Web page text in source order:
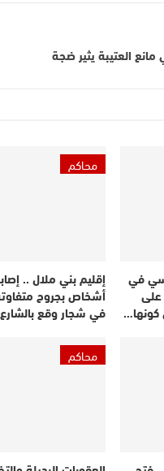
مانع العتيبة يثير ضجة
في
محاكم
إقليم بني ملال ..
أشخاص بجروح
في شجار وقع
محاكم